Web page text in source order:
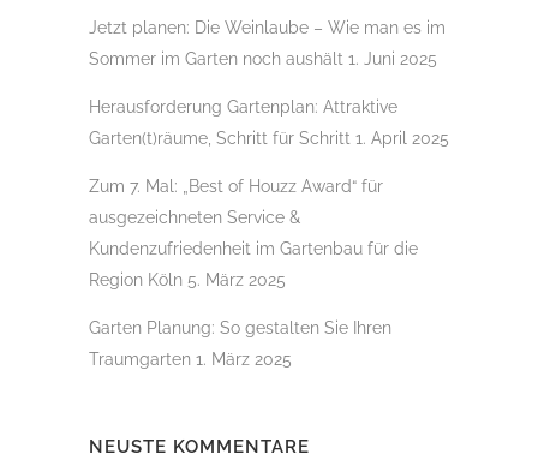
Jetzt planen: Die Weinlaube – Wie man es im
Sommer im Garten noch aushält 1. Juni 2025
Herausforderung Gartenplan: Attraktive
Garten(t)räume, Schritt für Schritt 1. April 2025
Zum 7. Mal: „Best of Houzz Award“ für
ausgezeichneten Service &
Kundenzufriedenheit im Gartenbau für die
Region Köln 5. März 2025
Garten Planung: So gestalten Sie Ihren
Traumgarten 1. März 2025
NEUSTE KOMMENTARE